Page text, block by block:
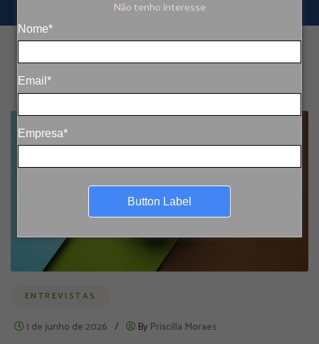
Não tenho interesse
Nome*
Email*
Empresa*
Button Label
ENTREVISTAS
1 de junho de 2026 / By Priscilla Moraes